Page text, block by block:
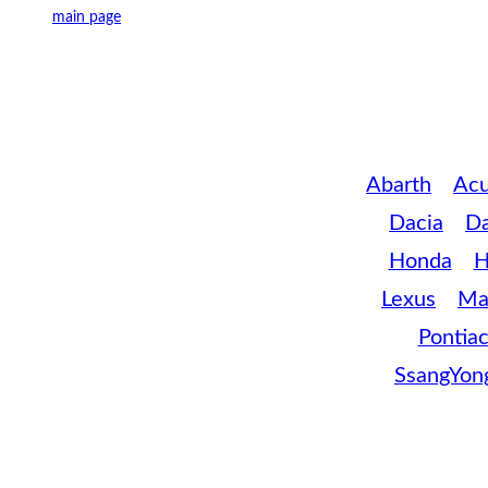
main page
Abarth
Dacia
Honda
Lexus
Pontiac